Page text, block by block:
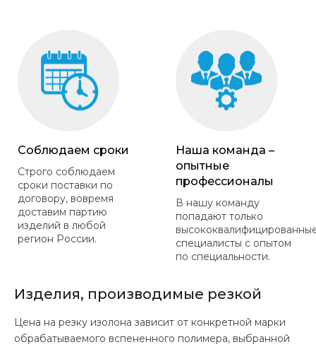
Соблюдаем сроки
Строго соблюдаем
сроки поставки по
договору, вовремя
доставим партию
изделий в любой
регион России.
Наша команда –
опытные
профессионалы
В нашу команду
попадают только
специалисты с опытом
по специальности.
Изделия, производимые резкой
Цена на резку изолона зависит от конкретной марки
обрабатываемого вспененного полимера, выбранной